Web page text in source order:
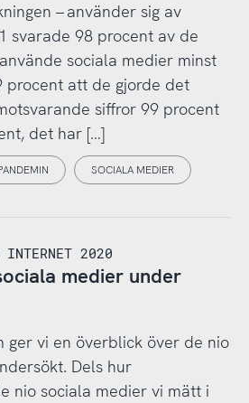
– använder sig av
svarade 98 procent av de
sociala medier minst
procent att de gjorde det
siffror 99 procent
det har […]
SOCIALA MEDIER
INTERNET 2020
medier under
ger vi en överblick över de nio
Dels hur
nio sociala medier vi mätt i